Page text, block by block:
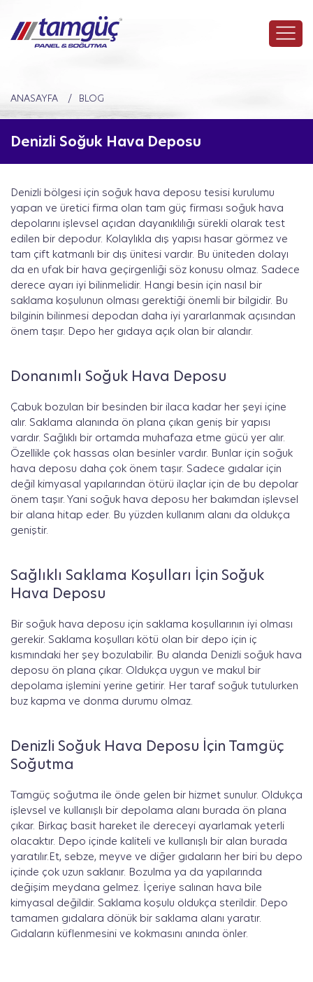
ANASAYFA BLOG
Denizli Soğuk Hava Deposu
Denizli bölgesi için soğuk hava deposu tesisi kurulumu
yapan ve üretici firma olan tam güç firması soğuk hava
depolarını işlevsel açıdan dayanıklılığı sürekli olarak test
edilen bir depodur. Kolaylıkla dış yapısı hasar görmez ve
tam çift katmanlı bir dış ünitesi vardır. Bu üniteden dolayı
da en ufak bir hava geçirgenliği söz konusu olmaz. Sadece
derece ayarı iyi bilinmelidir. Hangi besin için nasıl bir
saklama koşulunun olması gerektiği önemli bir bilgidir. Bu
bilginin bilinmesi depodan daha iyi yararlanmak açısından
önem taşır. Depo her gıdaya açık olan bir alandır.
Donanımlı Soğuk Hava Deposu
Çabuk bozulan bir besinden bir ilaca kadar her şeyi içine
alır. Saklama alanında ön plana çıkan geniş bir yapısı
vardır. Sağlıklı bir ortamda muhafaza etme gücü yer alır.
Özellikle çok hassas olan besinler vardır. Bunlar için soğuk
hava deposu daha çok önem taşır. Sadece gıdalar için
değil kimyasal yapılarından ötürü ilaçlar için de bu depolar
önem taşır. Yani soğuk hava deposu her bakımdan işlevsel
bir alana hitap eder. Bu yüzden kullanım alanı da oldukça
geniştir.
Sağlıklı Saklama Koşulları İçin Soğuk
Hava Deposu
Bir soğuk hava deposu için saklama koşullarının iyi olması
gerekir. Saklama koşulları kötü olan bir depo için iç
kısmındaki her şey bozulabilir. Bu alanda Denizli soğuk hava
deposu ön plana çıkar. Oldukça uygun ve makul bir
depolama işlemini yerine getirir. Her taraf soğuk tutulurken
buz kapma ve donma durumu olmaz.
Denizli Soğuk Hava Deposu İçin Tamgüç
Soğutma
Tamgüç soğutma ile önde gelen bir hizmet sunulur. Oldukça
işlevsel ve kullanışlı bir depolama alanı burada ön plana
çıkar. Birkaç basit hareket ile dereceyi ayarlamak yeterli
olacaktır. Depo içinde kaliteli ve kullanışlı bir alan burada
yaratılır.Et, sebze, meyve ve diğer gıdaların her biri bu depo
içinde çok uzun saklanır. Bozulma ya da yapılarında
değişim meydana gelmez. İçeriye salınan hava bile
kimyasal değildir. Saklama koşulu oldukça sterildir. Depo
tamamen gıdalara dönük bir saklama alanı yaratır.
Gıdaların küflenmesini ve kokmasını anında önler.